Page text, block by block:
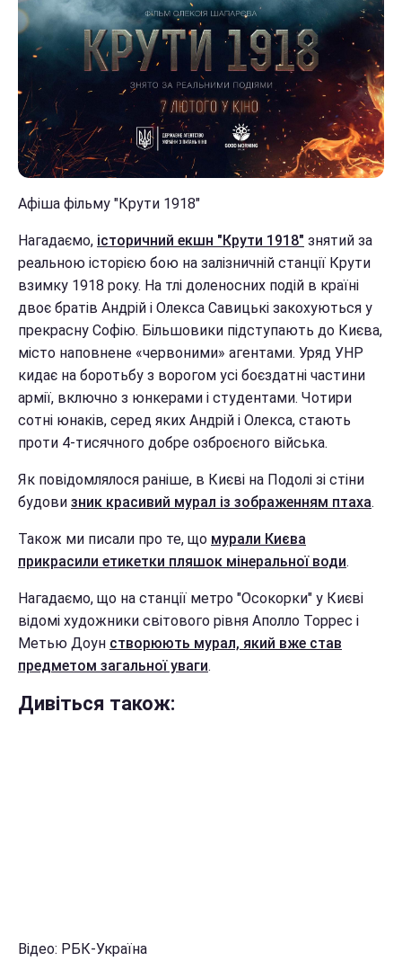
Афіша фільму "Крути 1918"
Нагадаємо, історичний екшн "Крути 1918" знятий за
реальною історією бою на залізничній станції Крути
взимку 1918 року. На тлі доленосних подій в країні
двоє братів Андрій і Олекса Савицькі закохуються у
прекрасну Софію. Більшовики підступають до Києва,
місто наповнене «червоними» агентами. Уряд УНР
кидає на боротьбу з ворогом усі боєздатні частини
армії, включно з юнкерами і студентами. Чотири
сотні юнаків, серед яких Андрій і Олекса, стають
проти 4-тисячного добре озброєного війська.
Як повідомлялося раніше, в Києві на Подолі зі стіни
будови зник красивий мурал із зображенням птаха.
Також ми писали про те, що мурали Києва
прикрасили етикетки пляшок мінеральної води.
Нагадаємо, що на станції метро "Осокорки" у Києві
відомі художники світового рівня Аполло Торрес і
Метью Доун створюють мурал, який вже став
предметом загальної уваги.
Дивіться також:
Відео: РБК-Україна